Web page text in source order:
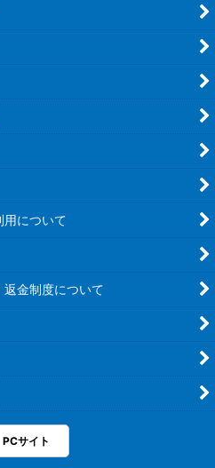
用について
返金制度について
PCサイト